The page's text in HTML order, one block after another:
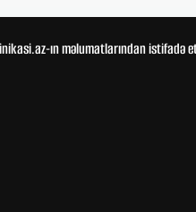
ın məlumatlarından